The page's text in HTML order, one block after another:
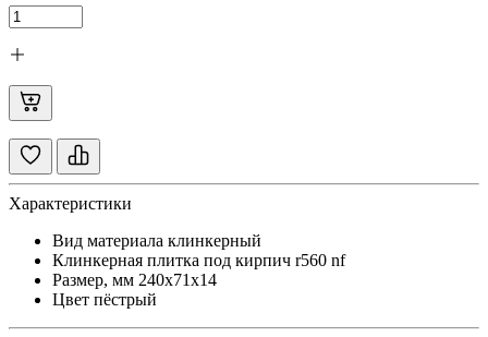
Характеристики
Вид материала клинкерный
Клинкерная плитка под кирпич r560 nf
Размер, мм 240х71х14
Цвет пёстрый